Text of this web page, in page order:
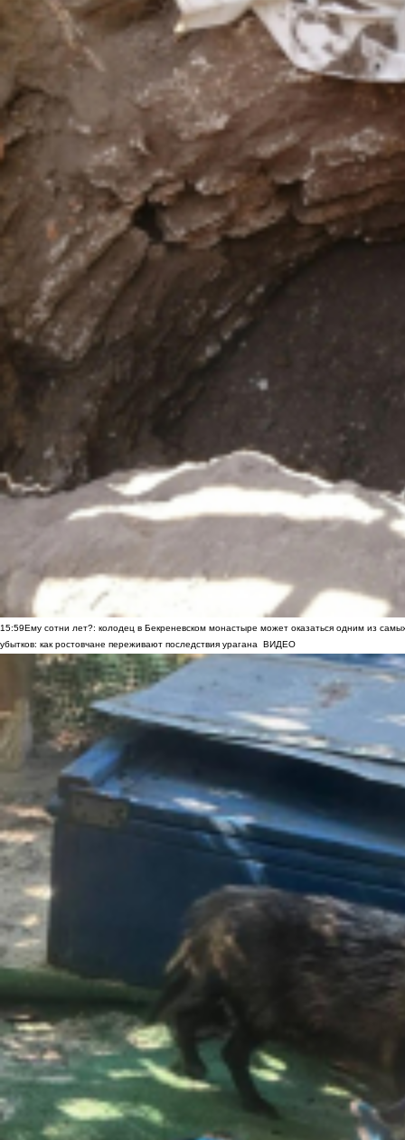
15:59Ему сотни лет?: колодец в Бекреневском монастыре может оказаться одним из
убытков: как ростовчане переживают последствия урагана
ВИДЕО